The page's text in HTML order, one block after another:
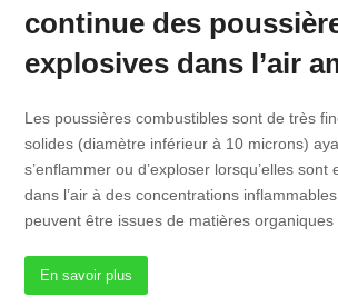
continue des
explosives dans l’air
Les poussières combustibles sont de très
solides (diamètre inférieur à 10 microns)
s’enflammer ou d’exploser lorsqu’elles sont
dans l’air à des concentrations
peuvent être issues de matières organiques
En savoir plus